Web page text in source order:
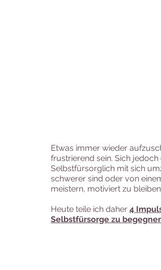
Etwas immer wieder
frustrierend sein. Sich
Selbstfürsorglich mit sich
schwerer sind oder von
meistern, motiviert zu
Heute teile ich daher 4
Selbstfürsorge zu